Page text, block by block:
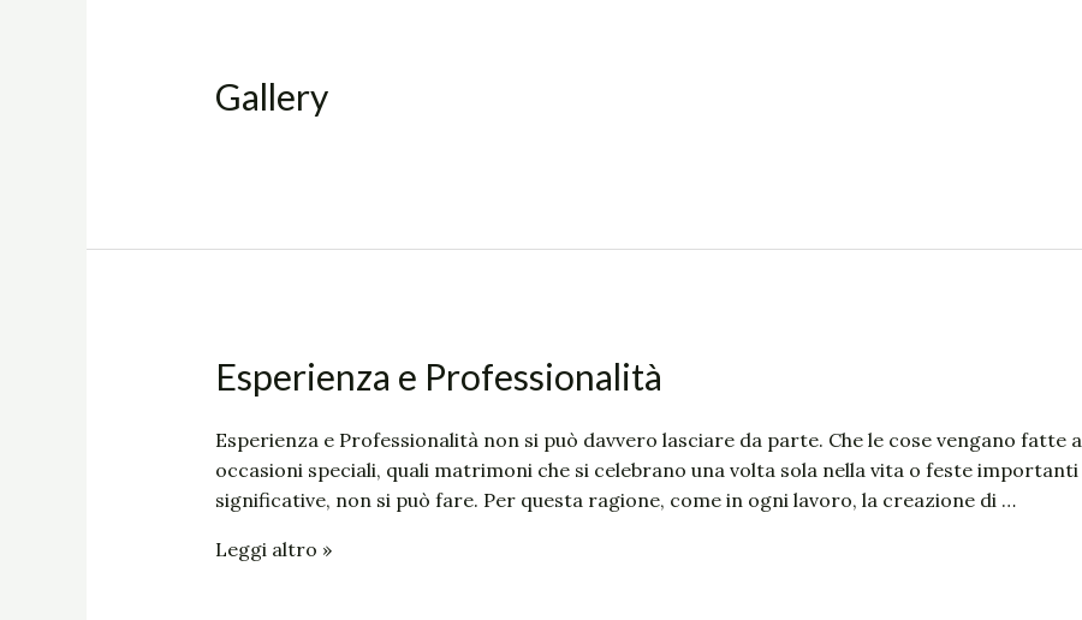
Gallery
Esperienza e Professionalità
Esperienza e Professionalità non si può davvero lasciare da parte. Che le cose vengano fatte
occasioni speciali, quali matrimoni che si celebrano una volta sola nella vita o feste
significative, non si può fare. Per questa ragione, come in ogni lavoro, la creazione di …
Esperienza
e
Leggi altro »